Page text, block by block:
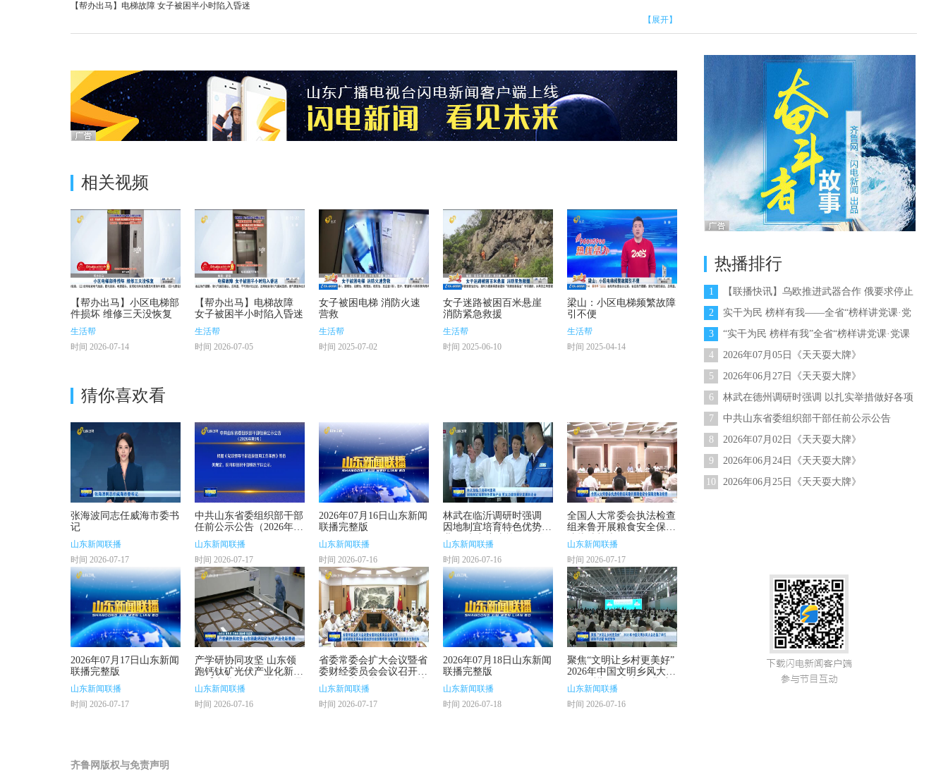
【帮办出马】电梯故障 女子被困半小时陷入昏迷
【展开】
相关视频
【帮办出马】小区电梯部
件损坏 维修三天没恢复
生活帮
时间 2026-07-14
【帮办出马】电梯故障
女子被困半小时陷入昏迷
生活帮
时间 2026-07-05
女子被困电梯 消防火速
营救
生活帮
时间 2025-07-02
女子迷路被困百米悬崖
消防紧急救援
生活帮
时间 2025-06-10
梁山：小区电梯频繁故障
引不便
生活帮
时间 2025-04-14
猜你喜欢看
张海波同志任威海市委书
记
山东新闻联播
时间 2026-07-17
中共山东省委组织部干部
任前公示公告（2026年第
9号）
山东新闻联播
时间 2026-07-17
2026年07月16日山东新闻
联播完整版
山东新闻联播
时间 2026-07-16
林武在临沂调研时强调
因地制宜培育特色优势产
业 更大力度统筹好发展
和安全
山东新闻联播
时间 2026-07-16
全国人大常委会执法检查
组来鲁开展粮食安全保障
法执法检查
山东新闻联播
时间 2026-07-17
2026年07月17日山东新闻
联播完整版
山东新闻联播
时间 2026-07-17
产学研协同攻坚 山东领
跑钙钛矿光伏产业化新赛
道【产业链上的山东好品
牌·发展新质生产力】
山东新闻联播
时间 2026-07-16
省委常委会扩大会议暨省
委财经委员会会议召开
分析研究上半年全省经济
社会发展形势 安排部署
下步重点工作任务
山东新闻联播
时间 2026-07-17
2026年07月18日山东新闻
联播完整版
山东新闻联播
时间 2026-07-18
聚焦“文明让乡村更美好”
2026年中国文明乡风大会
在临沂举行 胡和平讲话
林武致辞
山东新闻联播
时间 2026-07-16
齐鲁网版权与免责声明
热播排行
1
【联播快讯】乌欧推进武器合作 俄要求停止
向乌供武
2
实干为民 榜样有我——全省“榜样讲党课·党
课讲榜样”活动
3
“实干为民 榜样有我”全省“榜样讲党课·党课
讲榜样”专题党课今晚在山东卫视播出
4
2026年07月05日《天天耍大牌》
5
2026年06月27日《天天耍大牌》
6
林武在德州调研时强调 以扎实举措做好各项
工作 统筹推进经济社会高质量发展
7
中共山东省委组织部干部任前公示公告
（2026年第9号）
8
2026年07月02日《天天耍大牌》
9
2026年06月24日《天天耍大牌》
10
2026年06月25日《天天耍大牌》